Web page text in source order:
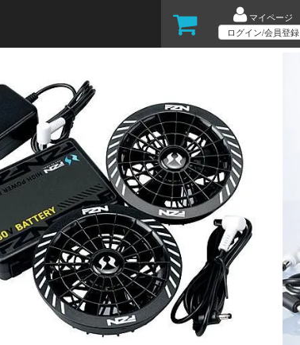
マイページ
ログイン/会員登録